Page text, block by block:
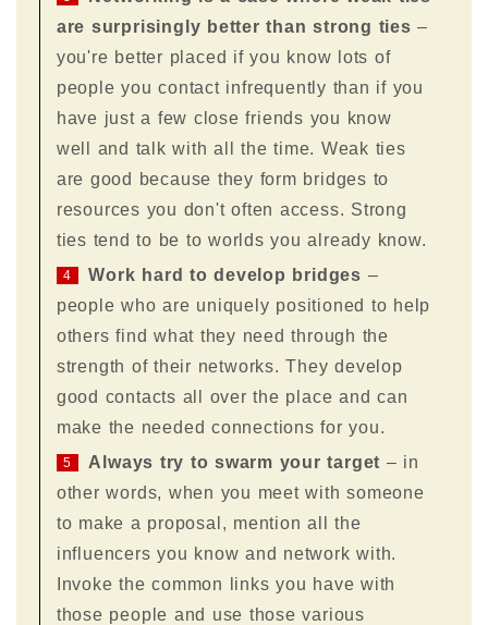
are surprisingly better than strong ties –
you're better placed if you know lots of
people you contact infrequently than if you
have just a few close friends you know
well and talk with all the time. Weak ties
are good because they form bridges to
resources you don't often access. Strong
ties tend to be to worlds you already know.
4 Work hard to develop bridges –
people who are uniquely positioned to help
others find what they need through the
strength of their networks. They develop
good contacts all over the place and can
make the needed connections for you.
5 Always try to swarm your target – in
other words, when you meet with someone
to make a proposal, mention all the
influencers you know and network with.
Invoke the common links you have with
those people and use those various